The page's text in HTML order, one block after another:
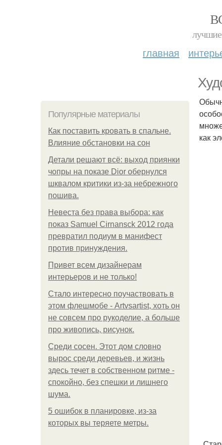
лучшие
главная
Популярные материалы
Как поставить кровать в спальне.
Влияние обстановки на сон
Детали решают всё: выход приянки
чопры на показе Dior обернулся
шквалом критики из-за небрежного
пошива.
Невеста без права выбора: как
показ Samuel Cirnansck 2012 года
превратил подиум в манифест
против принуждения.
Привет всем дизайнерам
интерьеров и не только!
Стало интересно поучаствовать в
этом флешмобе - Artvsartist, хоть он
не совсем про рукоделие, а больше
про живопись, рисунок.
Среди сосен. Этот дом словно
вырос среди деревьев, и жизнь
здесь течет в собственном ритме -
спокойно, без спешки и лишнего
шума.
5 ошибок в планировке, из-за
которых вы теряете метры.
как